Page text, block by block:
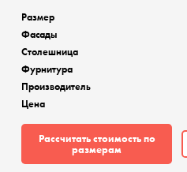
Размер
Фасады
Столешница
Фурнитура
Производитель
Цена
Рассчитать стоимость по
размерам